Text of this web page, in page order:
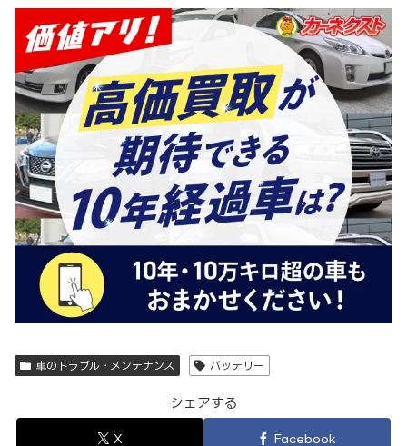
車のトラブル・メンテナンス バッテリー
シェアする
X Facebook